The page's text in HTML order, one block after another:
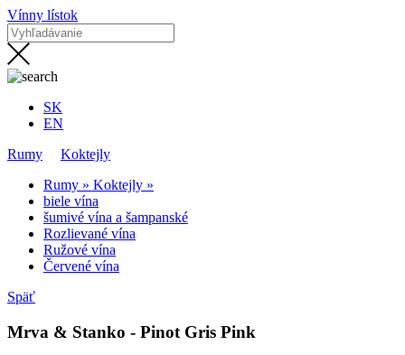
Vínny lístok
SK
EN
Rumy
Koktejly
Rumy » Koktejly »
biele vína
šumivé vína a šampanské
Rozlievané vína
Ružové vína
Červené vína
Späť
Mrva & Stanko - Pinot Gris Pink